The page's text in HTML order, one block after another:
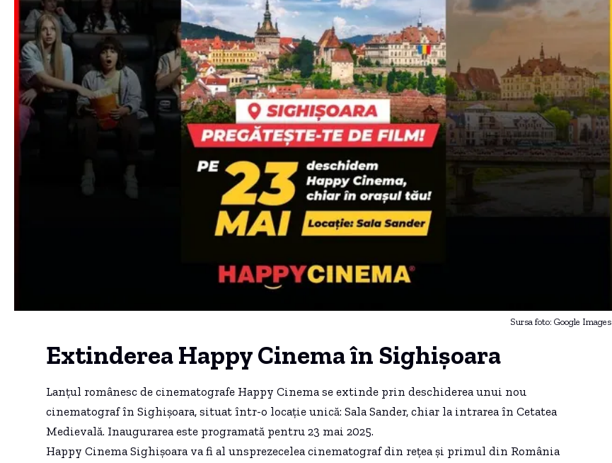
Sursa foto: Google Images
Extinderea Happy Cinema în Sighișoara
Lanțul românesc de cinematografe Happy Cinema se extinde prin deschiderea unui nou
cinematograf în Sighișoara, situat într-o locație unică: Sala Sander, chiar la intrarea în Cetatea
Medievală. Inaugurarea este programată pentru 23 mai 2025.
Happy Cinema Sighișoara va fi al unsprezecelea cinematograf din rețea și primul din România